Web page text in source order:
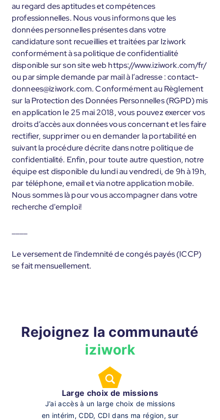
au regard des aptitudes et compétences
professionnelles. Nous vous informons que les
données personnelles présentes dans votre
candidature sont recueillies et traitées par Iziwork
conformément à sa politique de confidentialité
disponible sur son site web https://www.iziwork.com/fr/
ou par simple demande par mail à l’adresse : contact-
donnees@iziwork.com. Conformément au Règlement
sur la Protection des Données Personnelles (RGPD) mis
en application le 25 mai 2018, vous pouvez exercer vos
droits d’accès aux données vous concernant et les faire
rectifier, supprimer ou en demander la portabilité en
suivant la procédure décrite dans notre politique de
confidentialité. Enfin, pour toute autre question, notre
équipe est disponible du lundi au vendredi, de 9h à 19h,
par téléphone, email et via notre application mobile.
Nous sommes là pour vous accompagner dans votre
recherche d'emploi!
Le versement de l'indemnité de congés payés (ICCP)
se fait mensuellement.
Rejoignez la communauté
iziwork
Large choix de missions
J’ai accès à un large choix de missions
en intérim, CDD, CDI dans ma région, sur